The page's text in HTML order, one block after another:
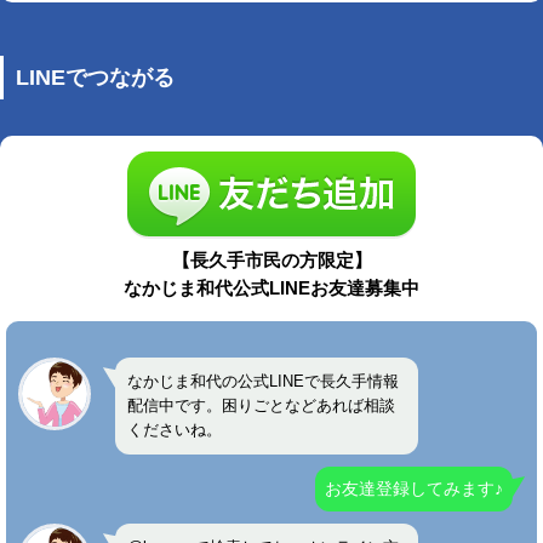
LINEでつながる
【長久手市民の方限定】
なかじま和代公式LINEお友達募集中
なかじま和代の公式LINEで長久手情報
配信中です。困りごとなどあれば相談
くださいね。
お友達登録してみます♪